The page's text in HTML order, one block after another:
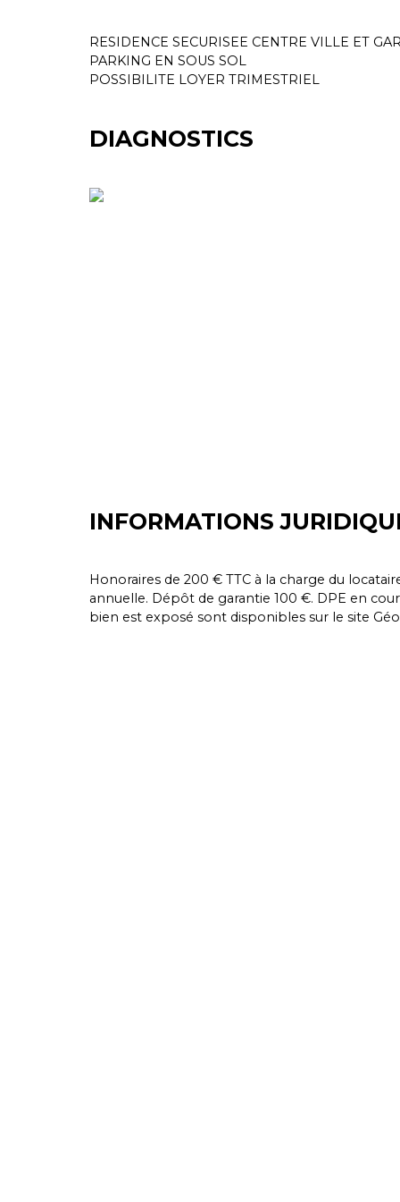
RESIDENCE SECURISEE CENTRE VILLE ET
PARKING EN SOUS SOL
POSSIBILITE LOYER TRIMESTRIEL
DIAGNOSTICS
INFORMATIONS
Honoraires de 200 € TTC à la charge du
annuelle. Dépôt de garantie 100 €. DPE en
bien est exposé sont disponibles sur le site